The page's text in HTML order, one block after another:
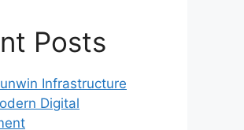
Posts
Infrastructure
Digital